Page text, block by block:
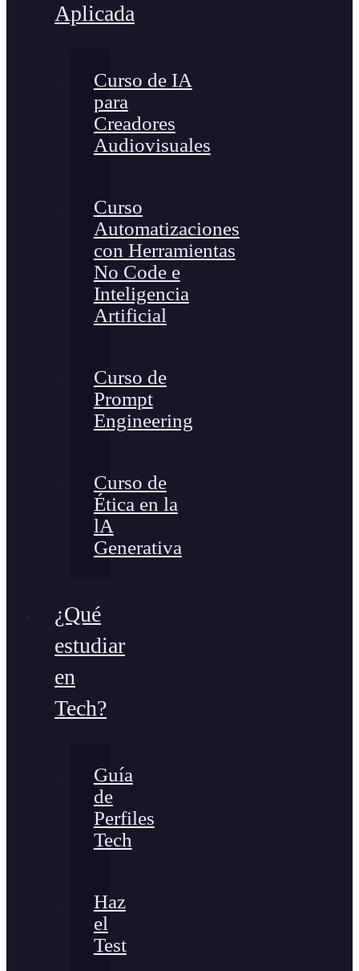
Aplicada
Curso de IA
para
Creadores
Audiovisuales
Curso
Automatizaciones
con Herramientas
No Code e
Inteligencia
Artificial
Curso de
Prompt
Engineering
Curso de
Ética en la
lA
Generativa
¿Qué
estudiar
en
Tech?
Guía
de
Perfiles
Tech
Haz
el
Test